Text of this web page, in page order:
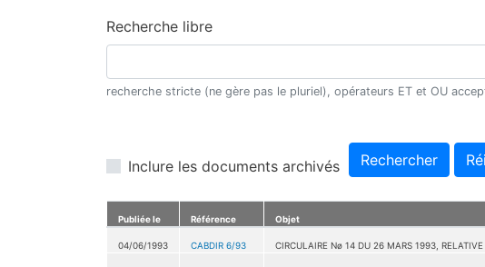
Recherche libre
recherche stricte (ne gère pas le pluriel), opérateurs ET et OU
Inclure les documents archivés Rechercher
Publiée le Référence Objet
04/06/1993 CABDIR 6/93 CIRCULAIRE Nø 14 DU 26 MARS 1993,